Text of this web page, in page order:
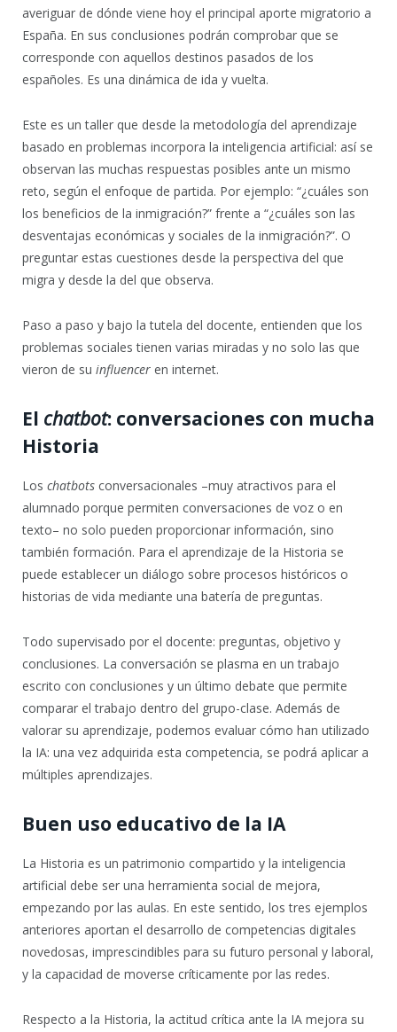
averiguar de dónde viene hoy el principal aporte migratorio a
España. En sus conclusiones podrán comprobar que se
corresponde con aquellos destinos pasados de los
españoles. Es una dinámica de ida y vuelta.
Este es un taller que desde la metodología del aprendizaje
basado en problemas incorpora la inteligencia artificial: así se
observan las muchas respuestas posibles ante un mismo
reto, según el enfoque de partida. Por ejemplo: “¿cuáles son
los beneficios de la inmigración?” frente a “¿cuáles son las
desventajas económicas y sociales de la inmigración?”. O
preguntar estas cuestiones desde la perspectiva del que
migra y desde la del que observa.
Paso a paso y bajo la tutela del docente, entienden que los
problemas sociales tienen varias miradas y no solo las que
vieron de su influencer en internet.
El chatbot: conversaciones con mucha
Historia
Los chatbots conversacionales –muy atractivos para el
alumnado porque permiten conversaciones de voz o en
texto– no solo pueden proporcionar información, sino
también formación. Para el aprendizaje de la Historia se
puede establecer un diálogo sobre procesos históricos o
historias de vida mediante una batería de preguntas.
Todo supervisado por el docente: preguntas, objetivo y
conclusiones. La conversación se plasma en un trabajo
escrito con conclusiones y un último debate que permite
comparar el trabajo dentro del grupo-clase. Además de
valorar su aprendizaje, podemos evaluar cómo han utilizado
la IA: una vez adquirida esta competencia, se podrá aplicar a
múltiples aprendizajes.
Buen uso educativo de la IA
La Historia es un patrimonio compartido y la inteligencia
artificial debe ser una herramienta social de mejora,
empezando por las aulas. En este sentido, los tres ejemplos
anteriores aportan el desarrollo de competencias digitales
novedosas, imprescindibles para su futuro personal y laboral,
y la capacidad de moverse críticamente por las redes.
Respecto a la Historia, la actitud crítica ante la IA mejora su